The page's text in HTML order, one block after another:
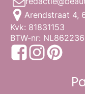
Arendstraat 4,
Kvk: 81831153
BTW-nr: